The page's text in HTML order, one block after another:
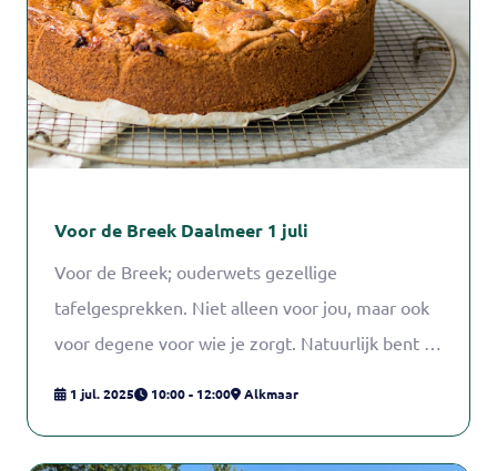
Voor de Breek Daalmeer 1 juli
Voor de Breek; ouderwets gezellige
tafelgesprekken. Niet alleen voor jou, maar ook
voor degene voor wie je zorgt. Natuurlijk bent je
1 jul. 2025 10:00 - 12:00 Alkmaar